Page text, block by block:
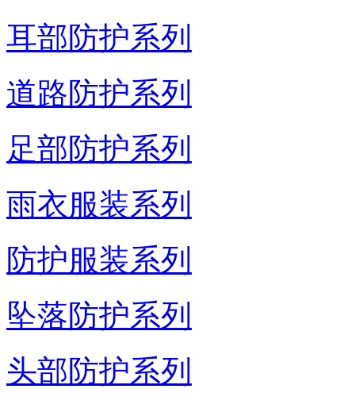
耳部防护系列
道路防护系列
足部防护系列
雨衣服装系列
防护服装系列
坠落防护系列
头部防护系列